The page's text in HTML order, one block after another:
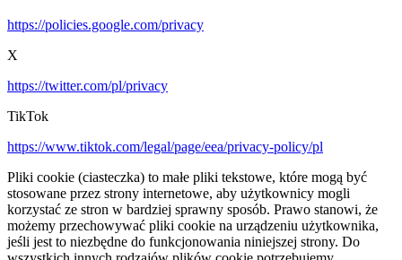
https://policies.google.com/privacy
X
https://twitter.com/pl/privacy
TikTok
https://www.tiktok.com/legal/page/eea/privacy-policy/pl
Pliki cookie (ciasteczka) to małe pliki tekstowe, które mogą być
stosowane przez strony internetowe, aby użytkownicy mogli
korzystać ze stron w bardziej sprawny sposób. Prawo stanowi, że
możemy przechowywać pliki cookie na urządzeniu użytkownika,
jeśli jest to niezbędne do funkcjonowania niniejszej strony. Do